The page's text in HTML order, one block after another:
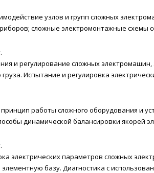
узлов и групп сложных
сложные электромонтажные схемы
и регулирование сложных
Испытание и регулировка
работы сложного оборудования и
динамической балансировки якорей
электрических параметров сложных
базу. Диагностика с